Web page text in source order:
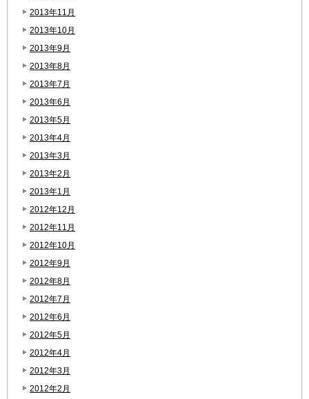
2013年11月
2013年10月
2013年9月
2013年8月
2013年7月
2013年6月
2013年5月
2013年4月
2013年3月
2013年2月
2013年1月
2012年12月
2012年11月
2012年10月
2012年9月
2012年8月
2012年7月
2012年6月
2012年5月
2012年4月
2012年3月
2012年2月